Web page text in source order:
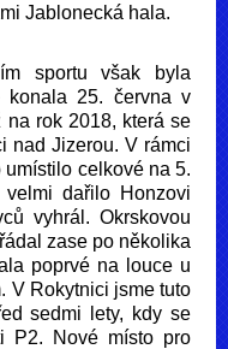
Jablonecká hala.
sportu však byla
konala 25. června v
na rok 2018, která se
nad Jizerou. V rámci
celkové na 5.
dařilo Honzovi
vyhrál. Okrskovou
zase po několika
poprvé na louce u
V Rokytnici jsme tuto
sedmi lety, kdy se
P2. Nové místo pro